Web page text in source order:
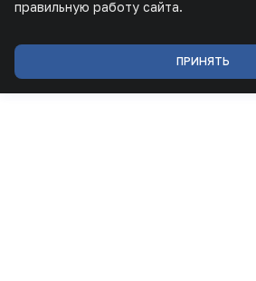
правильную работу сайта.
ПРИНЯТЬ